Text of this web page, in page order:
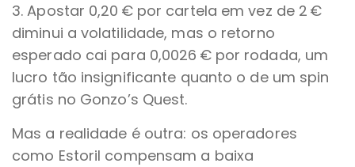
3. Apostar 0,20 € por cartela em vez de 2 €
diminui a volatilidade, mas o retorno
esperado cai para 0,0026 € por rodada, um
lucro tão insignificante quanto o de um spin
grátis no Gonzo’s Quest.
Mas a realidade é outra: os operadores
como Estoril compensam a baixa